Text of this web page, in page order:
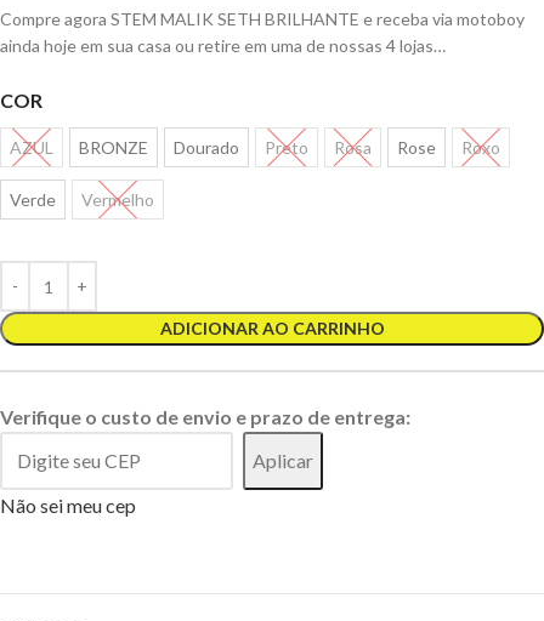
Compre agora STEM MALIK SETH BRILHANTE e receba via motoboy
ainda hoje em sua casa ou retire em uma de nossas 4 lojas…
COR
AZUL BRONZE Dourado Preto Rosa Rose Roxo
Verde Vermelho
ADICIONAR AO CARRINHO
Verifique o custo de envio e prazo de entrega:
Aplicar
Não sei meu cep